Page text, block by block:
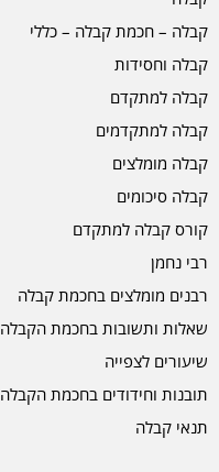
קבלה – חכמת קבלה – כללי
קבלה וחסידות
קבלה למתקדם
קבלה למתקדמים
קבלה מומלצים
קבלה סיכומים
קורס קבלה למתקדם
רבי נחמן
רבנים מומלצים בחכמת קבלה
שאלות ותשובות בחכמת הקבלה
שיעורים לצפייה
תובנות וחידודים בחכמת הקבלה
תנאי קבלה